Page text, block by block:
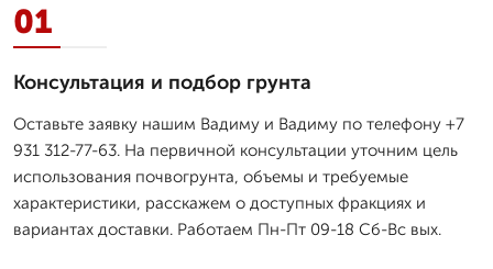
01
Консультация и подбор грунта
Оставьте заявку нашим Вадиму и Вадиму по телефону +7
931 312-77-63. На первичной консультации уточним цель
использования почвогрунта, объемы и требуемые
характеристики, расскажем о доступных фракциях и
вариантах доставки. Работаем Пн-Пт 09-18 Сб-Вс вых.